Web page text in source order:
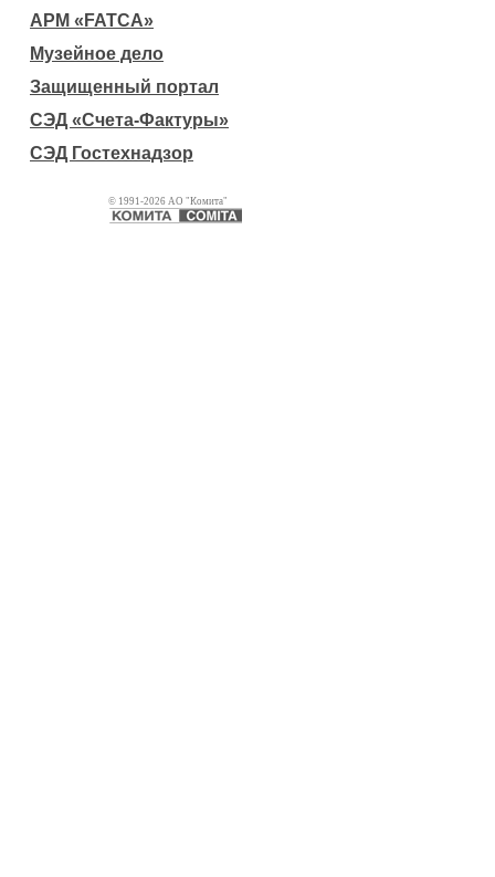
АРМ «FATCA»
Музейное дело
Защищенный портал
СЭД «Счета-Фактуры»
СЭД Гостехнадзор
© 1991-2026 АО "Комита"